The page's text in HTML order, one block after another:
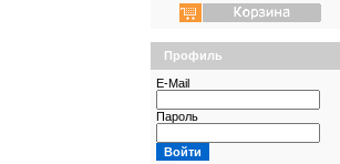
Профиль
E-Mail
Пароль